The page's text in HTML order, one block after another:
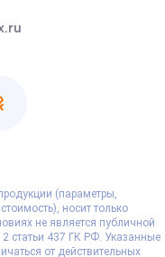
(параметры,
носит только
не является публичной
статьи 437 ГК РФ. Указанные
от действительных